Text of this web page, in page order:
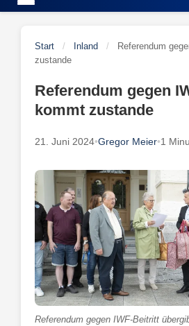
Start / Inland /
Referendum
zustande
Referendum gegen
kommt zustande
21. Juni 2024•Gregor Meier•1
Referendum gegen IWF-Beitritt